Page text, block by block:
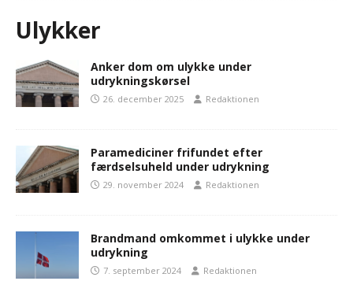
Ulykker
Anker dom om ulykke under
udrykningskørsel
26. december 2025 Redaktionen
Paramediciner frifundet efter
færdselsuheld under udrykning
29. november 2024 Redaktionen
Brandmand omkommet i ulykke under
udrykning
7. september 2024 Redaktionen